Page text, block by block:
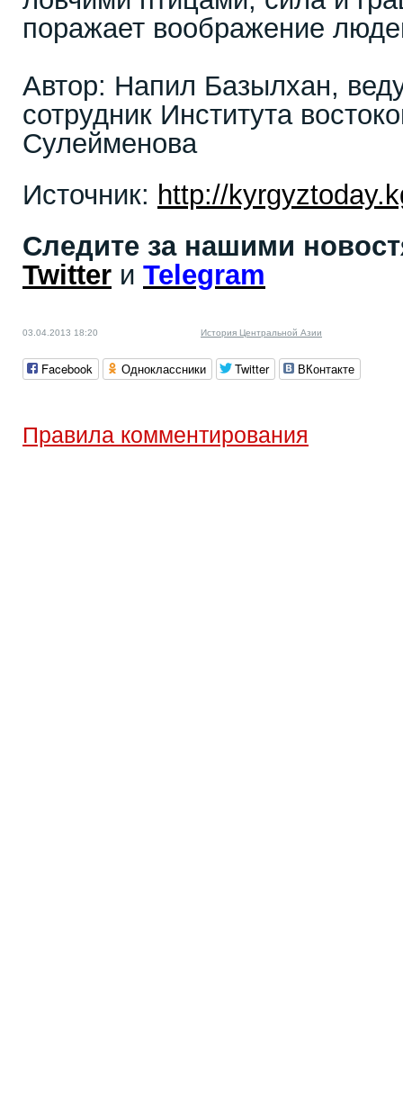
поражает воображение
Автор: Напил Базылхан,
сотрудник Института
Сулейменова
Источник: http://
Следите за нашими
Twitter и Telegram
03.04.2013 18:20 История Центральной Азии
Facebook Одноклассники Twitter ВКонтакте
Правила комментирования